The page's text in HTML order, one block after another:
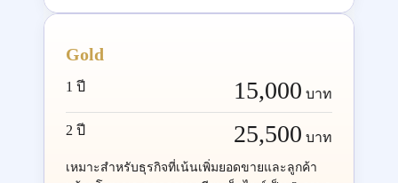
Gold
1 ปี 15,000 บาท
2 ปี 25,500 บาท
เหมาะสำหรับธุรกิจที่เน้นเพิ่มยอดขายและลูกค้า